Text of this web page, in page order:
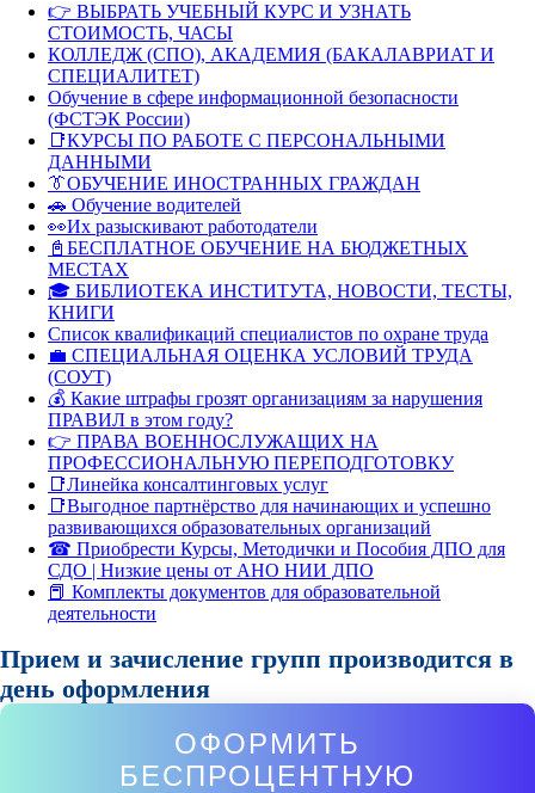
👉 ВЫБРАТЬ УЧЕБНЫЙ КУРС И УЗНАТЬ
СТОИМОСТЬ, ЧАСЫ
КОЛЛЕДЖ (СПО), АКАДЕМИЯ (БАКАЛАВРИАТ И
СПЕЦИАЛИТЕТ)
Обучение в сфере информационной безопасности
(ФСТЭК России)
📑КУРСЫ ПО РАБОТЕ С ПЕРСОНАЛЬНЫМИ
ДАННЫМИ
👔ОБУЧЕНИЕ ИНОСТРАННЫХ ГРАЖДАН
🚗 Обучение водителей
👀Их разыскивают работодатели
📓БЕСПЛАТНОЕ ОБУЧЕНИЕ НА БЮДЖЕТНЫХ
МЕСТАХ
🎓 БИБЛИОТЕКА ИНСТИТУТА, НОВОСТИ, ТЕСТЫ,
КНИГИ
Список квалификаций специалистов по охране труда
💼 СПЕЦИАЛЬНАЯ ОЦЕНКА УСЛОВИЙ ТРУДА
(СОУТ)
💰 Какие штрафы грозят организациям за нарушения
ПРАВИЛ в этом году?
👉 ПРАВА ВОЕННОСЛУЖАЩИХ НА
ПРОФЕССИОНАЛЬНУЮ ПЕРЕПОДГОТОВКУ
📑Линейка консалтинговых услуг
📑Выгодное партнёрство для начинающих и успешно
развивающихся образовательных организаций
☎ Приобрести Курсы, Методички и Пособия ДПО для
СДО | Низкие цены от АНО НИИ ДПО
📕 Комплекты документов для образовательной
деятельности
Прием и зачисление групп производится в
день оформления
ОФОРМИТЬ
БЕСПРОЦЕНТНУЮ